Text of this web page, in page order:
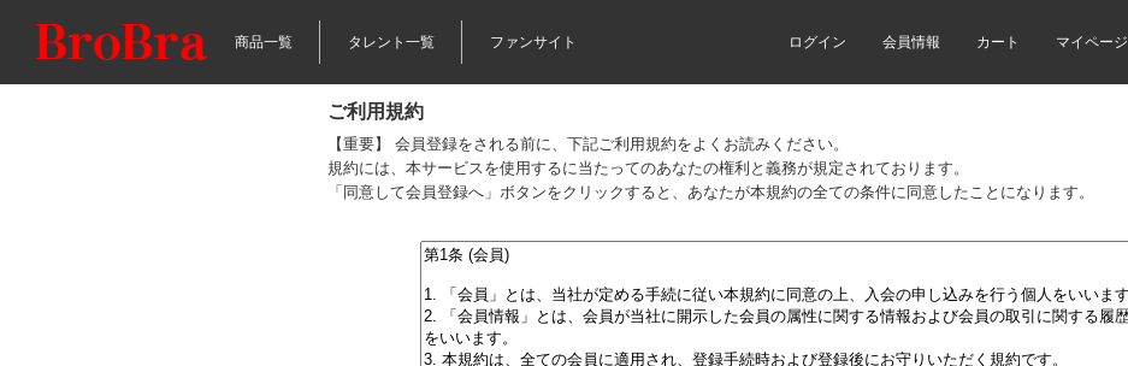
商品一覧 タレント一覧 ファンサイト ログイン 会員情報 カート マイページ
ご利用規約
【重要】 会員登録をされる前に、下記ご利用規約をよくお読みください。
規約には、本サービスを使用するに当たってのあなたの権利と義務が規定されております。
「同意して会員登録へ」ボタンをクリックすると、あなたが本規約の全ての条件に同意したことになります。